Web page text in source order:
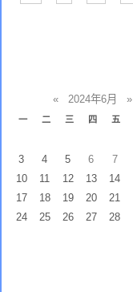
« 2024年6月 »
一 二 三 四 五
3
4 5 6 7
10
11 12 13 14
17
18 19 20 21
24
25 26 27 28